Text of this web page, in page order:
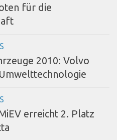
für die
2010: Volvo
erreicht 2. Platz